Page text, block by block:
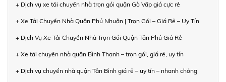
+ Dịch vụ xe tải chuyển nhà trọn gói quận Gò Vấp giá cực rẻ
+ Xe Tải Chuyển Nhà Quận Phú Nhuận | Trọn Gói – Giá Rẻ – Uy Tín
+ Dịch Vụ Xe Tải Chuyển Nhà Trọn Gói Quận Tân Phú Giá Rẻ
+ Xe tải chuyển nhà quận Bình Thạnh – trọn gói, giá rẻ, uy tín
+ Dịch vụ chuyển nhà quận Tân Bình giá rẻ – uy tín – nhanh chóng